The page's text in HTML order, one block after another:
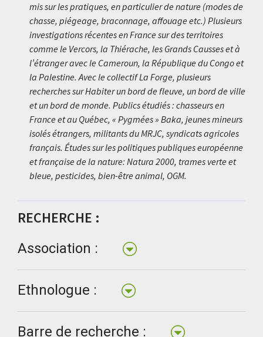
mis sur les pratiques, en particulier de nature (modes de
chasse, piégeage, braconnage, affouage etc.) Plusieurs
investigations récentes en France sur des territoires
comme le Vercors, la Thiérache, les Grands Causses et à
l’étranger avec le Cameroun, la République du Congo et
la Palestine. Avec le collectif La Forge, plusieurs
recherches sur Habiter un bord de fleuve, un bord de ville
et un bord de monde. Publics étudiés : chasseurs en
France et au Québec, « Pygmées » Baka, jeunes mineurs
isolés étrangers, militants du MRJC, syndicats agricoles
français. Études sur les politiques publiques européenne
et française de la nature: Natura 2000, trames verte et
bleue, pesticides, bien-être animal, OGM.
RECHERCHE :
Association :
Ethnologue :
Barre de recherche :